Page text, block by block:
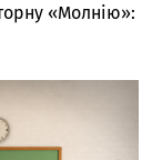
«Молнію»: